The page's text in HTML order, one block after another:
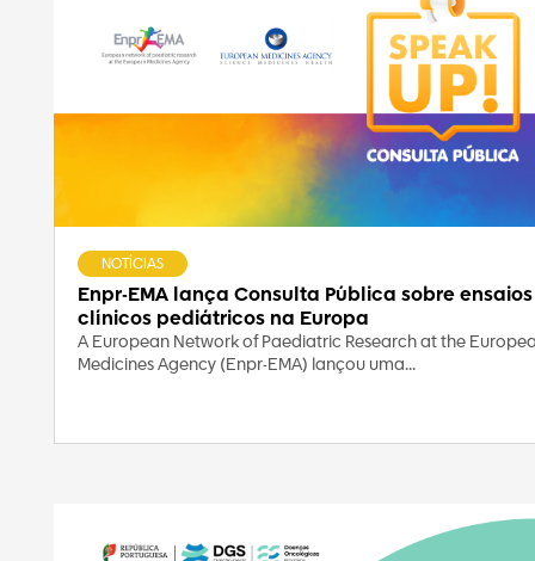
Enpr-EMA lança Consulta Pública sobre ensaios
clínicos pediátricos na Europa
NOTÍCIAS
A European Network of Paediatric Research at the
Medicines Agency (Enpr-EMA) lançou uma...